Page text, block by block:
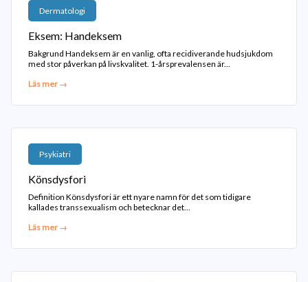
Dermatologi
Eksem: Handeksem
Bakgrund Handeksem är en vanlig, ofta recidiverande hudsjukdom
med stor påverkan på livskvalitet. 1-årsprevalensen är...
Läs mer →
Psykiatri
Könsdysfori
Definition Könsdysfori är ett nyare namn för det som tidigare
kallades transsexualism och betecknar det...
Läs mer →